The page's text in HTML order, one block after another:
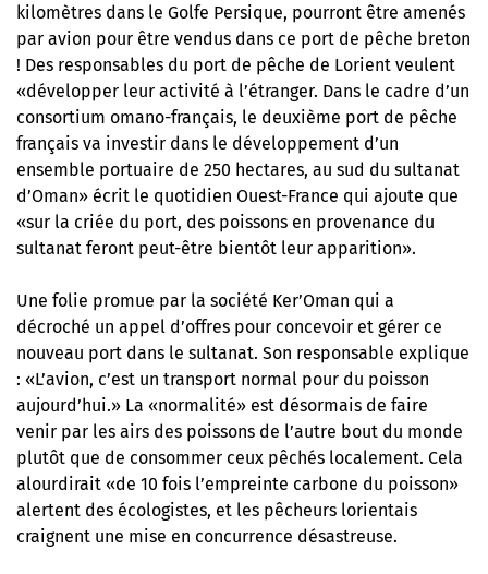
kilomètres dans le Golfe Persique, pourront être amenés
par avion pour être vendus dans ce port de pêche breton
! Des responsables du port de pêche de Lorient veulent
«développer leur activité à l’étranger. Dans le cadre d’un
consortium omano-français, le deuxième port de pêche
français va investir dans le développement d’un
ensemble portuaire de 250 hectares, au sud du sultanat
d’Oman» écrit le quotidien Ouest-France qui ajoute que
«sur la criée du port, des poissons en provenance du
sultanat feront peut-être bientôt leur apparition».
Une folie promue par la société Ker’Oman qui a
décroché un appel d’offres pour concevoir et gérer ce
nouveau port dans le sultanat. Son responsable explique
: «L’avion, c’est un transport normal pour du poisson
aujourd’hui.» La «normalité» est désormais de faire
venir par les airs des poissons de l’autre bout du monde
plutôt que de consommer ceux pêchés localement. Cela
alourdirait «de 10 fois l’empreinte carbone du poisson»
alertent des écologistes, et les pêcheurs lorientais
craignent une mise en concurrence désastreuse.